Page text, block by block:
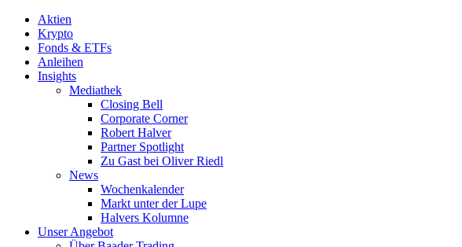
Aktien
Krypto
Fonds & ETFs
Anleihen
Insights
Mediathek
Closing Bell
Corporate Corner
Robert Halver
Partner Spotlight
Zu Gast bei Oliver Riedl
News
Wochenkalender
Markt unter der Lupe
Halvers Kolumne
Unser Angebot